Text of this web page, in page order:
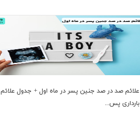
علائم صد در صد جنین پسر در ماه اول + جدول علائم
بارداری پس...